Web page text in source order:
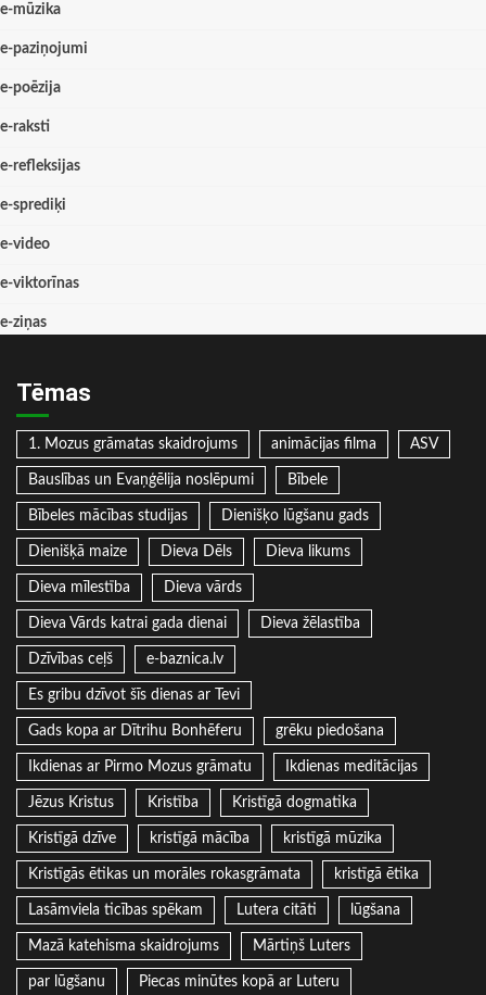
e-mūzika
e-paziņojumi
e-poēzija
e-raksti
e-refleksijas
e-sprediķi
e-video
e-viktorīnas
e-ziņas
Tēmas
1. Mozus grāmatas skaidrojums animācijas filma ASV
Bauslības un Evaņģēlija noslēpumi Bībele
Bībeles mācības studijas Dienišķo lūgšanu gads
Dienišķā maize Dieva Dēls Dieva likums
Dieva mīlestība Dieva vārds
Dieva Vārds katrai gada dienai Dieva žēlastība
Dzīvības ceļš e-baznica.lv
Es gribu dzīvot šīs dienas ar Tevi
Gads kopa ar Dītrihu Bonhēferu grēku piedošana
Ikdienas ar Pirmo Mozus grāmatu Ikdienas meditācijas
Jēzus Kristus Kristība Kristīgā dogmatika
Kristīgā dzīve kristīgā mācība kristīgā mūzika
Kristīgās ētikas un morāles rokasgrāmata kristīgā ētika
Lasāmviela ticības spēkam Lutera citāti lūgšana
Mazā katehisma skaidrojums Mārtiņš Luters
par lūgšanu Piecas minūtes kopā ar Luteru